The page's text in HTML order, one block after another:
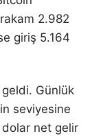
2.982
giriş 5.164
geldi. Günlük
seviyesine
dolar net gelir